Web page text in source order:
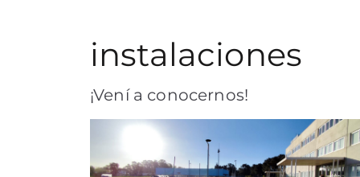
instalaciones
¡Vení a conocernos!